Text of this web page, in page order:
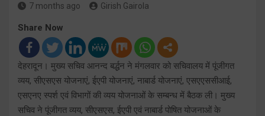
7 months ago Girish Gairola
Share Now
देहरादून। मुख्य सचिव आनन्द बर्द्धन ने मंगलवार को सचिवालय में पूंजीगत
व्यय, सीएसएस योजनाएं, ईएपी योजनाएं, नाबार्ड योजनाएं, एसएएससीआई,
एसएनए स्पर्श एवं विभागों की व्यय योजनाओं के सम्बन्ध में बैठक ली। मुख्य
सचिव ने पूंजीगत व्यय, सीएसएस, ईएपी एवं नाबार्ड पोषित योजनाओं के